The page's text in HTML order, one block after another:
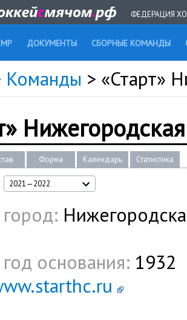
ФЕДЕРАЦИЯ
ДОКУМЕНТЫ СБОРНЫЕ КОМАНДЫ
Команды > «Старт»
Форма Календарь Статистика
2021—2022
город:
год основания: 1932